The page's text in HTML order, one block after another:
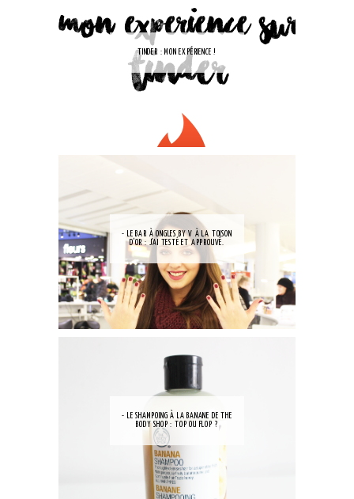
TINDER : MON EXPÉRIENCE !
- LE BAR À ONGLES BY V À LA TOISON
D'OR : J'AI TESTÉ ET APPROUVÉ.
- LE SHAMPOING À LA BANANE DE THE
BODY SHOP : TOP OU FLOP ?